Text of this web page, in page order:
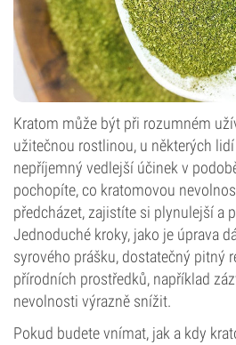
Kratom může být při rozumném
užitečnou rostlinou, u některých
nepříjemný vedlejší účinek v
pochopíte, co kratomovou
předcházet, zajistíte si plynulejší a
Jednoduché kroky, jako je úprava
syrového prášku, dostatečný pitný
přírodních prostředků, například
nevolnosti výrazně snížit.
Pokud budete vnímat, jak a kdy